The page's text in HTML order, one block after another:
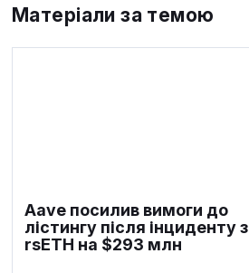
Матеріали за темою
Aave посилив вимоги до
лістингу після інциденту з
rsETH на $293 млн